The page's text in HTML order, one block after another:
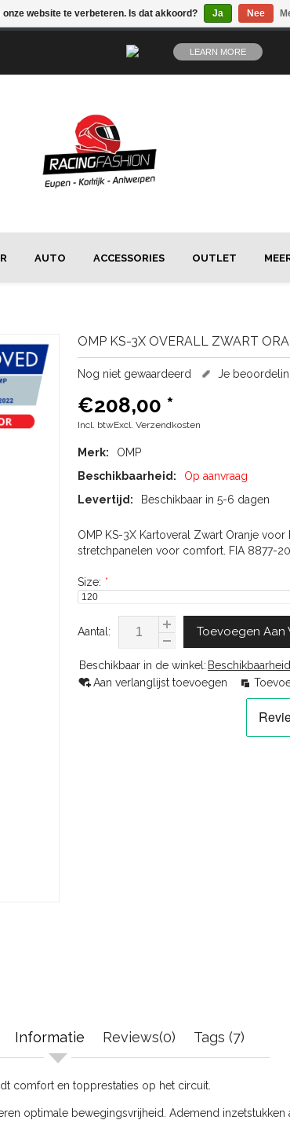
LEARN MORE
AUTO ACCESSORIES OUTLET
OMP KS-3X OVERALL ZWART
Nog niet gewaardeerd Je
€208,00 *
Incl. btwExcl. Verzendkosten
Merk:
OMP
Beschikbaarheid:
Op aanvraag
Levertijd:
Beschikbaar in 5-6 dagen
OMP KS-3X Kartoveral Zwart Oranje
stretchpanelen voor comfort. FIA 8877-
Size: *
Aantal: Toevoegen Aan
Beschikbaar in de winkel:
Aan verlanglijst toevoegen
Informatie Reviews(0) Tags (7)
comfort en topprestaties op het circuit.
optimale bewegingsvrijheid. Ademend
website te verbeteren. Is dat akkoord? Ja Nee